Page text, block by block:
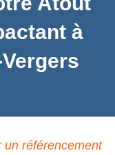
à
un référencement